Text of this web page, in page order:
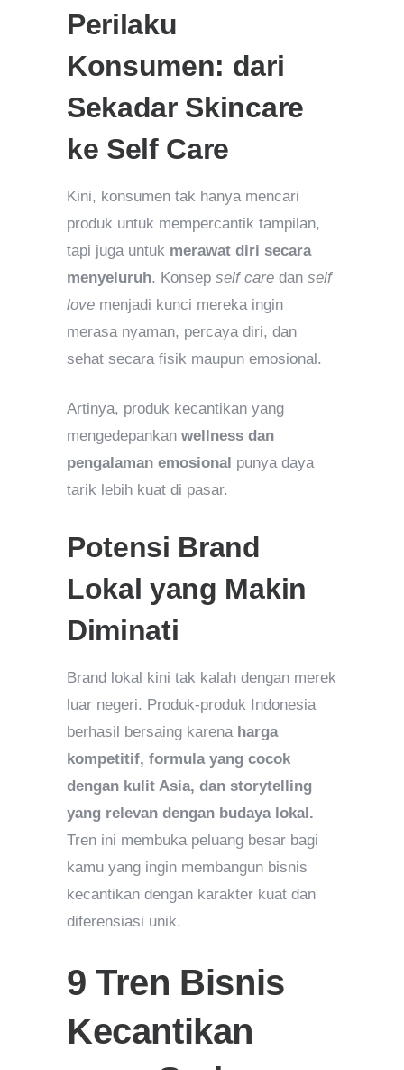
Perilaku
Konsumen: dari
Sekadar Skincare
ke Self Care
Kini, konsumen tak hanya mencari
produk untuk mempercantik tampilan,
tapi juga untuk merawat diri secara
menyeluruh. Konsep self care dan self
love menjadi kunci mereka ingin
merasa nyaman, percaya diri, dan
sehat secara fisik maupun emosional.
Artinya, produk kecantikan yang
mengedepankan wellness dan
pengalaman emosional punya daya
tarik lebih kuat di pasar.
Potensi Brand
Lokal yang Makin
Diminati
Brand lokal kini tak kalah dengan merek
luar negeri. Produk-produk Indonesia
berhasil bersaing karena harga
kompetitif, formula yang cocok
dengan kulit Asia, dan storytelling
yang relevan dengan budaya lokal.
Tren ini membuka peluang besar bagi
kamu yang ingin membangun bisnis
kecantikan dengan karakter kuat dan
diferensiasi unik.
9 Tren Bisnis
Kecantikan